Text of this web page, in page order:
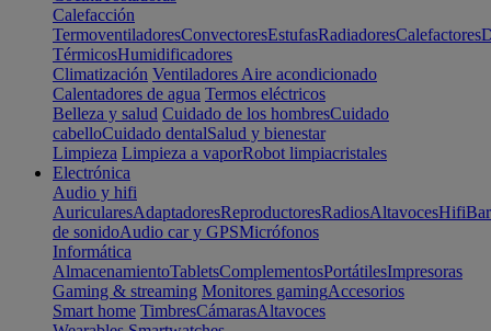
Calefacción
TermoventiladoresConvectoresEstufasRadiadoresCalefactores
TérmicosHumidificadores
Climatización Ventiladores Aire acondicionado
Calentadores de agua Termos eléctricos
Belleza y salud Cuidado de los hombresCuidado
cabelloCuidado dentalSalud y bienestar
Limpieza Limpieza a vaporRobot limpiacristales
Electrónica
Audio y hifi
AuricularesAdaptadoresReproductoresRadiosAltavocesHifi
de sonidoAudio car y GPSMicrófonos
Informática
AlmacenamientoTabletsComplementosPortátilesImpresoras
Gaming & streaming Monitores gamingAccesorios
Smart home TimbresCámarasAltavoces